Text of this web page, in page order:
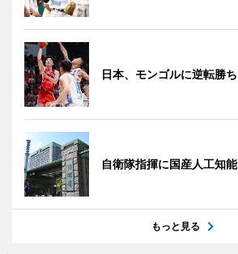
日本、モンゴルに逆転勝ち
自衛隊指揮に国産人工知能
もっと見る